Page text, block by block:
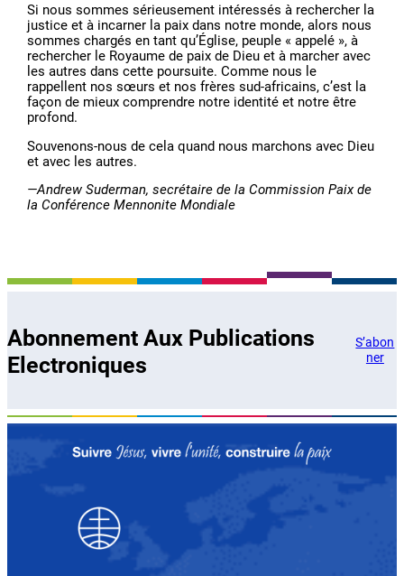
Si nous sommes sérieusement intéressés à rechercher la
justice et à incarner la paix dans notre monde, alors nous
sommes chargés en tant qu’Église, peuple « appelé », à
rechercher le Royaume de paix de Dieu et à marcher avec
les autres dans cette poursuite. Comme nous le
rappellent nos sœurs et nos frères sud-africains, c’est la
façon de mieux comprendre notre identité et notre être
profond.
Souvenons-nous de cela quand nous marchons avec Dieu
et avec les autres.
—Andrew Suderman, secrétaire de la Commission Paix de
la Conférence Mennonite Mondiale
Abonnement Aux Publications
Electroniques
S’abon
ner